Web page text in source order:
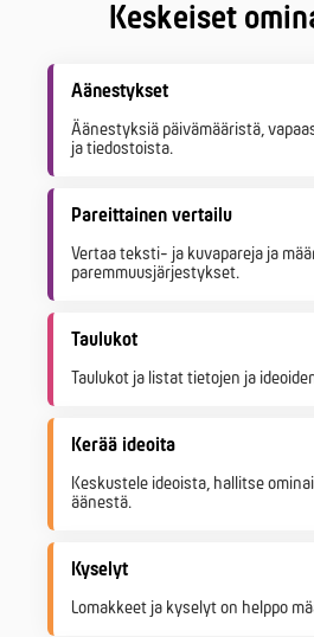
Keskeiset
Äänestykset
Äänestyksiä päivämääristä,
ja tiedostoista.
Pareittainen vertailu
Vertaa teksti- ja kuvapareja ja
paremmuusjärjestykset.
Taulukot
Taulukot ja listat tietojen ja
Kerää ideoita
Keskustele ideoista, hallitse
äänestä.
Kyselyt
Lomakkeet ja kyselyt on helppo